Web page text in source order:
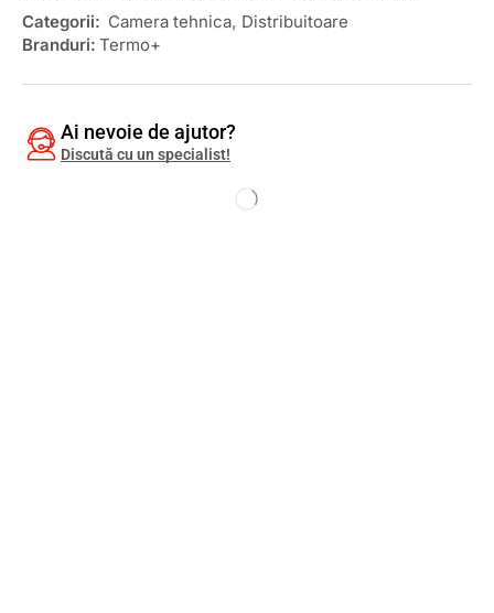
Categorii: Camera tehnica, Distribuitoare
Branduri: Termo+
Ai nevoie de ajutor?
Discută cu un specialist!